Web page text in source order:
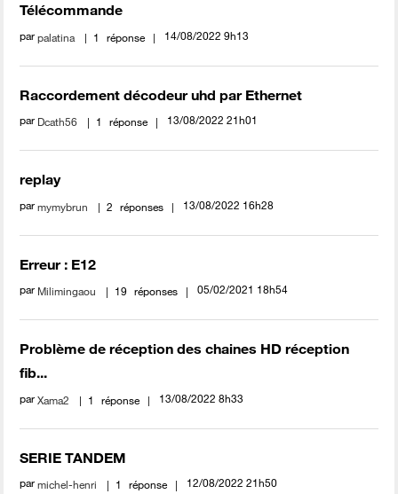
Télécommande
parpalatina 1 réponse ‎14/08/2022 9h13
Raccordement décodeur uhd par Ethernet
par Dcath56 1 réponse ‎13/08/2022 21h01
replay
parmymybrun 2 réponses ‎13/08/2022 16h28
Erreur : E12
par Milimingaou 19 réponses ‎05/02/2021 18h54
Problème de réception des chaines HD réception
fib...
parXama2 1 réponse ‎13/08/2022 8h33
SERIE TANDEM
parmichel-henri 1 réponse ‎12/08/2022 21h50